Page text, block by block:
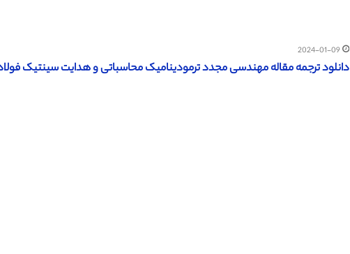
2024-01-09
دانلود ترجمه مقاله مهندسی مجدد ترمودینامیک محاسباتی و هدایت سینتیک فولاد